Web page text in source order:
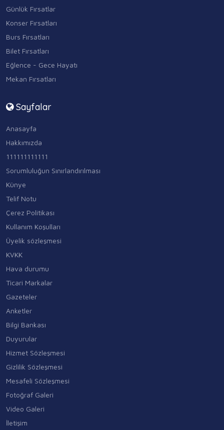
Günlük Fırsatlar
Konser Fırsatları
Burs Fırsatları
Bilet Fırsatları
Eğlence - Gece Hayatı
Mekan Fırsatları
Sayfalar
Anasayfa
Hakkımızda
111111111111
Sorumluluğun Sınırlandırılması
Künye
Telif Notu
Çerez Politikası
Kullanım Koşulları
Üyelik sözleşmesi
KVKK
Hava durumu
Ticari Markalar
Gazeteler
Anketler
Bilgi Bankası
Duyurular
Hizmet Sözleşmesi
Gizlilik Sözleşmesi
Mesafeli Sözleşmesi
Fotoğraf Galeri
Video Galeri
İletişim